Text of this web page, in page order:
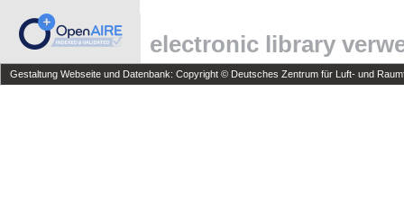
electronic library
Gestaltung Webseite und Datenbank: Copyright © Deutsches Zentrum für Luft- und